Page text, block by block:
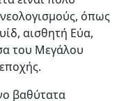
όπως
αισθητή Εύα,
του Μεγάλου
βαθύτατα